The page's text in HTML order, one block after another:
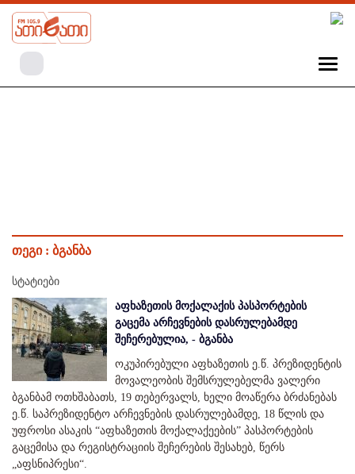
თეგი : ბგანბა
სტატიები
აფხაზეთის მოქალაქის პასპორტების
გაცემა არჩევნების დასრულებამდე
შეჩერებულია, - ბგანბა
ოკუპირებული აფხაზეთის ე.წ. პრეზიდენტის
მოვალეობის შემსრულებელმა ვალერი
ბგანბამ ოთხშაბათს, 19 თებერვალს, ხელი მოაწერა ბრძანებას
ე.წ. საპრეზიდენტო არჩევნების დასრულებამდე, 18 წლის და
უფროსი ასაკის “აფხაზეთის მოქალაქეების” პასპორტების
გაცემისა და რეგისტრაციის შეჩერების შესახებ, წერს
„აფსნიპრესი“.